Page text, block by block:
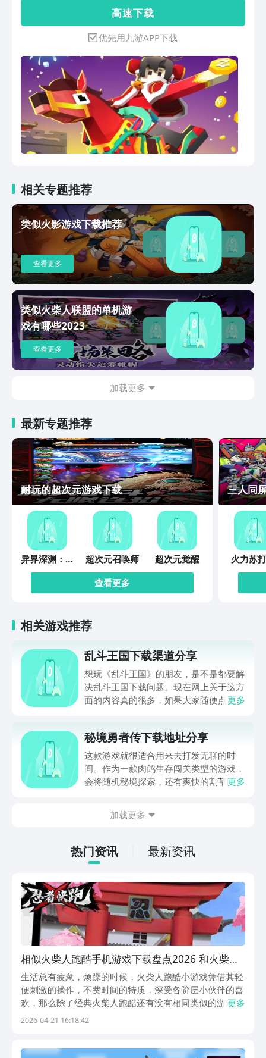
子&真汉子的新“骑”冒险旅程！ ■创新操
作，精妙走位+手疾眼快，体验从未有过
的虐心与刺激！ ■稀树草原、热带丛
林，世界辣么大，“骑”去看看
高 速 下 载
优先用九游APP下载
相关专题推荐
类似火影游戏下载推荐
查看更多
类似火柴人联盟的单机游
戏有哪些2023
查看更多
加载更多
最新专题推荐
耐玩的超次元游戏下载
异界深渊：觉
醒
超次元召唤师
超次元觉醒
查看更多
三人同
火力苏
相关游戏推荐
乱斗王国下载渠道分享
想玩《乱斗王国》的朋友，是不是都要解
决乱斗王国下载问题。现在网上关于这方
面的内容真的很多，如果大家随便点击陌
app进行下载会更加方便，九游是手游福
利最多的游戏平台，在这里不仅能够看到
游戏资源，还能及时查看后续的消息、活
动内容等相关信息。
更多
秘境勇者传下载地址分享
这款游戏就很适合用来去打发无聊的时
间。作为一款肉鸽生存闯关类型的游戏，
会将随机秘境探索，还有爽快的割草闯关
接就可以下载。游戏的上手门槛还是比较
打发无聊的时间，可玩性真的比较高。
更多
加载更多
热门资讯 最新资讯
相似火柴人跑酷手机游戏下载盘点2026 和火柴人
跑酷类似的的小游戏介绍
生活总有疲惫，烦躁的时候，火柴人跑酷小游戏凭借其轻
便刺激的操作，不费时间的特质，深受各阶层小伙伴的喜
欢，那么除了经典火柴人跑酷还有没有相同类似的游戏
呢？其实还是蛮多的，这些游戏都具备了火柴人跑酷的一
喜...
更多
2026-04-21 16:18:42